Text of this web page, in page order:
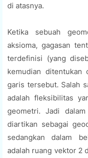
di atasnya.
Ketika sebuah
aksioma, gagasan
terdefinisi (yang
kemudian ditentukan
garis tersebut. Salah
adalah fleksibilitas
geometri. Jadi
diartikan sebagai
sedangkan dalam
adalah ruang vektor 2